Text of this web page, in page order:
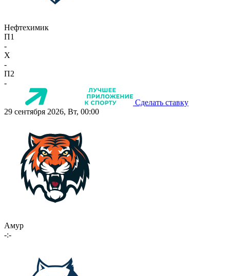
Нефтехимик
П1
-
X
-
П2
-
Сделать ставку
29 сентября 2026, Вт, 00:00
Амур
-:-